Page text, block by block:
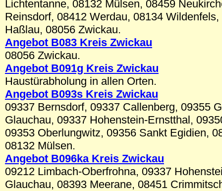
Lichtentanne, 08132 Mülsen, 08459
Reinsdorf, 08412 Werdau, 08134
Haßlau, 08056 Zwickau.
Angebot B083 Kreis Zwickau
08056 Zwickau.
Angebot B091g Kreis Zwickau
Haustürabholung in allen Orten.
Angebot B093s Kreis Zwickau
09337 Bernsdorf, 09337 Callenberg, 09355
Glauchau, 09337 Hohenstein-Ernstthal,
09353 Oberlungwitz, 09356 Sankt Egidien,
08132 Mülsen.
Angebot B096ka Kreis Zwickau
09212 Limbach-Oberfrohna, 09337
Glauchau, 08393 Meerane, 08451